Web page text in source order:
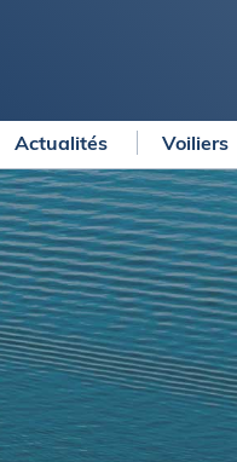
voyage
de la rédaction
Bloc Marine
Bloc Marine
Actualités Voiliers